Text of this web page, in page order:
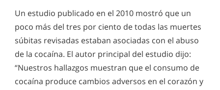
Un estudio publicado en el 2010 mostró que un
poco más del tres por ciento de todas las muertes
súbitas revisadas estaban asociadas con el abuso
de la cocaína. El autor principal del estudio dijo:
“Nuestros hallazgos muestran que el consumo de
cocaína produce cambios adversos en el corazón y